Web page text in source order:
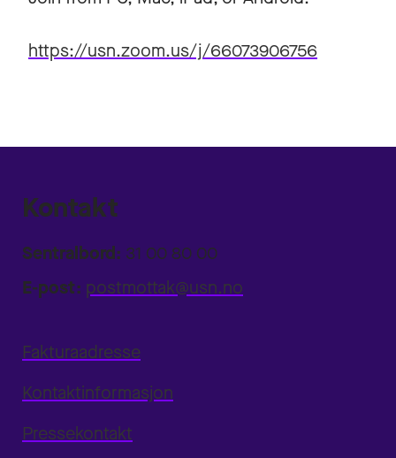
https://usn.zoom.us/j/66073906756
Kontakt
Sentralbord: 31 00 80 00
E-post: postmottak@usn.no
Fakturaadresse
Kontaktinformasjon
Pressekontakt